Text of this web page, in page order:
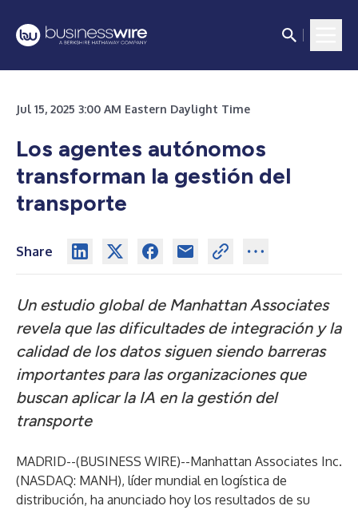
Jul 15, 2025 3:00 AM Eastern Daylight Time
Los agentes autónomos
transforman la gestión del
transporte
Share
Un estudio global de Manhattan Associates
revela que las dificultades de integración y la
calidad de los datos siguen siendo barreras
importantes para las organizaciones que
buscan aplicar la IA en la gestión del
transporte
MADRID--(BUSINESS WIRE)--Manhattan Associates Inc.
(NASDAQ: MANH), líder mundial en logística de
distribución, ha anunciado hoy los resultados de su